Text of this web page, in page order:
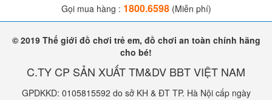
Mua bàn bóng đá bi lắc ở đâu?
bàn đá banh bi lắc mini XJ808-1
nhất, chất lượng tốt nhất tại hệ thống cửa hàng Baby Của Tôi ở các
thành phố lớn như Hà Nội, TpHCM, Đà Nẵng,... Hoặc đặt hàng trực
Gọi mua hàng : 1800.6598(Miễn phí)
© 2019 Thế giới đồ chơi trẻ em, đồ chơi an toàn chính hãng
cho bé!
C.TY CP SẢN XUẤT TM&DV BBT VIỆT NAM
GPDKKD: 0105815592 do sở KH & ĐT TP. Hà Nội cấp ngày